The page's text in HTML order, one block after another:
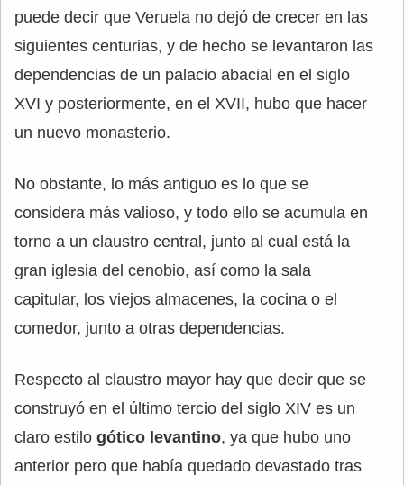
puede decir que Veruela no dejó de crecer en las
siguientes centurias, y de hecho se levantaron las
dependencias de un palacio abacial en el siglo
XVI y posteriormente, en el XVII, hubo que hacer
un nuevo monasterio.
No obstante, lo más antiguo es lo que se
considera más valioso, y todo ello se acumula en
torno a un claustro central, junto al cual está la
gran iglesia del cenobio, así como la sala
capitular, los viejos almacenes, la cocina o el
comedor, junto a otras dependencias.
Respecto al claustro mayor hay que decir que se
construyó en el último tercio del siglo XIV es un
claro estilo gótico levantino, ya que hubo uno
anterior pero que había quedado devastado tras